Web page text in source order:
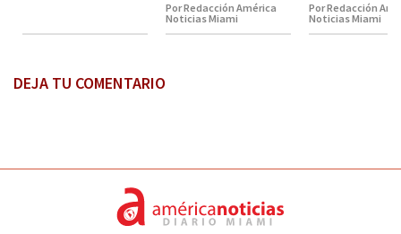
Por Redacción América
Noticias Miami
Por Redacción
Noticias Miami
DEJA TU COMENTARIO